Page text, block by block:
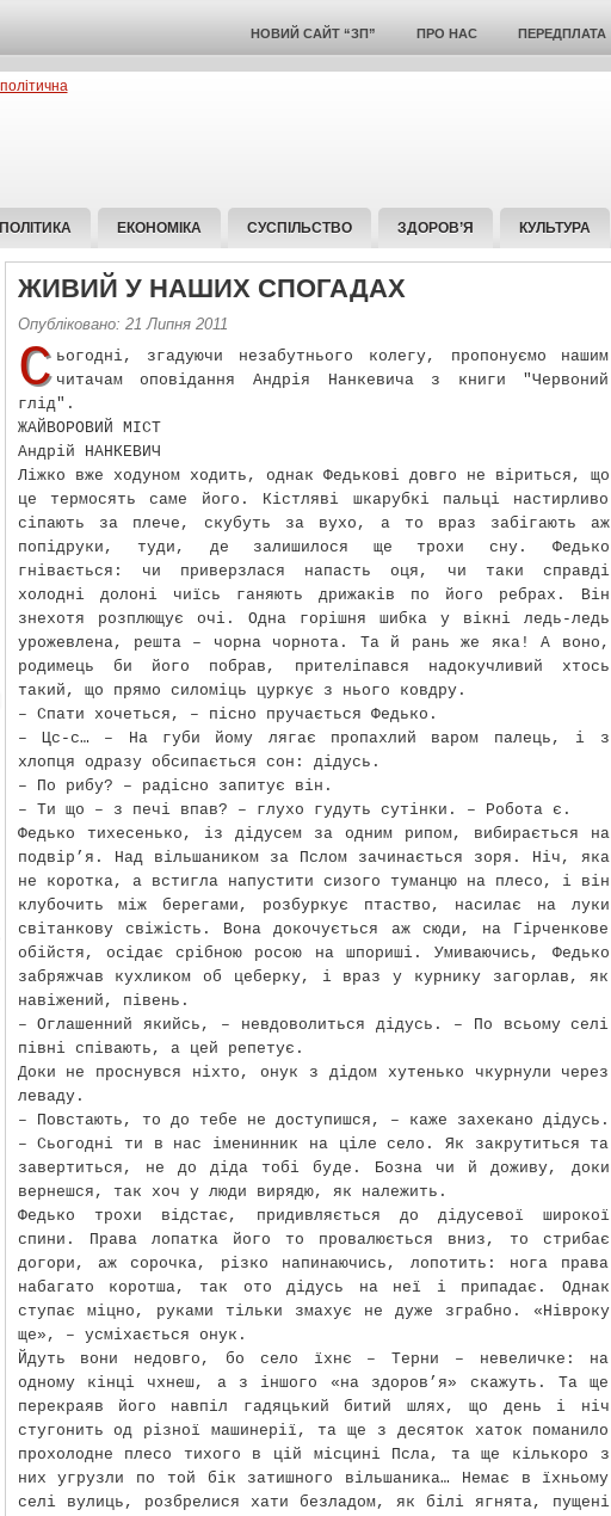
НОВИЙ САЙТ “ЗП” ПРО НАС ПЕРЕДПЛАТА
ПОЛІТИКА ЕКОНОМІКА СУСПІЛЬСТВО ЗДОРОВ’Я КУЛЬТУРА
ЖИВИЙ У НАШИХ СПОГАДАХ
Опубліковано: 21 Липня 2011
С ьогодні, згадуючи незабутнього колегу, пропонуємо нашим
читачам оповідання Андрія Нанкевича з книги "Червоний
глід".
ЖАЙВОРОВИЙ МІСТ
Андрій НАНКЕВИЧ
Ліжко вже ходуном ходить, однак Федькові довго не віриться, що
це термосять саме його. Кістляві шкарубкі пальці настирливо
сіпають за плече, скубуть за вухо, а то враз забігають аж
попідруки, туди, де залишилося ще трохи сну. Федько
гнівається: чи приверзлася напасть оця, чи таки справді
холодні долоні чиїсь ганяють дрижаків по його ребрах. Він
знехотя розплющує очі. Одна горішня шибка у вікні ледь-ледь
урожевлена, решта – чорна чорнота. Та й рань же яка! А воно,
родимець би його побрав, прителіпався надокучливий хтось
такий, що прямо силоміць цуркує з нього ковдру.
– Спати хочеться, – пісно пручається Федько.
– Цс-с… – На губи йому лягає пропахлий варом палець, і з
хлопця одразу обсипається сон: дідусь.
– По рибу? – радісно запитує він.
– Ти що – з печі впав? – глухо гудуть сутінки. – Робота є.
Федько тихесенько, із дідусем за одним рипом, вибирається на
подвір’я. Над вільшаником за Пслом зачинається зоря. Ніч, яка
не коротка, а встигла напустити сизого туманцю на плесо, і він
клубочить між берегами, розбуркує птаство, насилає на луки
світанкову свіжість. Вона докочується аж сюди, на Гірченкове
обійстя, осідає срібною росою на шпориші. Умиваючись, Федько
забряжчав кухликом об цеберку, і враз у курнику загорлав, як
навіжений, півень.
– Оглашенний якийсь, – невдоволиться дідусь. – По всьому селі
півні співають, а цей репетує.
Доки не проснувся ніхто, онук з дідом хутенько чкурнули через
леваду.
– Повстають, то до тебе не доступишся, – каже захекано дідусь.
– Сьогодні ти в нас іменинник на ціле село. Як закрутиться та
завертиться, не до діда тобі буде. Бозна чи й доживу, доки
вернешся, так хоч у люди вирядю, як належить.
Федько трохи відстає, придивляється до дідусевої широкої
спини. Права лопатка його то провалюється вниз, то стрибає
догори, аж сорочка, різко напинаючись, лопотить: нога права
набагато коротша, так ото дідусь на неї і припадає. Однак
ступає міцно, руками тільки змахує не дуже зграбно. «Нівроку
ще», – усміхається онук.
Йдуть вони недовго, бо село їхнє – Терни – невеличке: на
одному кінці чхнеш, а з іншого «на здоров’я» скажуть. Та ще
перекраяв його навпіл гадяцький битий шлях, що день і ніч
стугонить од різної машинерії, та ще з десяток хаток поманило
прохолодне плесо тихого в цій місцині Псла, та ще кількоро з
них угрузли по той бік затишного вільшаника… Немає в їхньому
селі вулиць, розбрелися хати безладом, як білі ягнята, пущені